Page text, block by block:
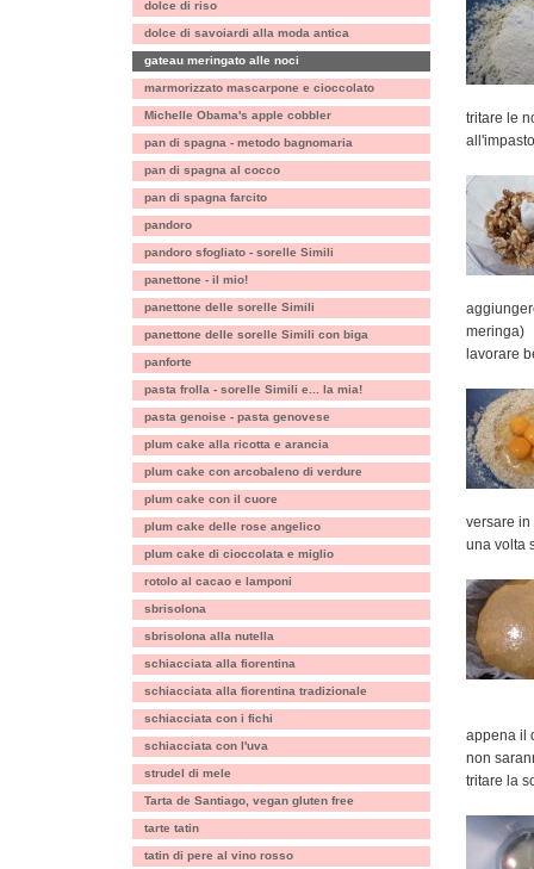
dolce di riso
dolce di savoiardi alla moda antica
gateau meringato alle noci
marmorizzato mascarpone e cioccolato
Michelle Obama's apple cobbler
pan di spagna - metodo bagnomaria
pan di spagna al cocco
pan di spagna farcito
pandoro
pandoro sfogliato - sorelle Simili
panettone - il mio!
panettone delle sorelle Simili
panettone delle sorelle Simili con biga
panforte
pasta frolla - sorelle Simili e... la mia!
pasta genoise - pasta genovese
plum cake alla ricotta e arancia
plum cake con arcobaleno di verdure
plum cake con il cuore
plum cake delle rose angelico
plum cake di cioccolata e miglio
rotolo al cacao e lamponi
sbrisolona
sbrisolona alla nutella
schiacciata alla fiorentina
schiacciata alla fiorentina tradizionale
schiacciata con i fichi
schiacciata con l'uva
strudel di mele
Tarta de Santiago, vegan gluten free
tarte tatin
tatin di pere al vino rosso
tritare le
meringa)
lavorare
versare in
una volta
appena il
non
tritare la